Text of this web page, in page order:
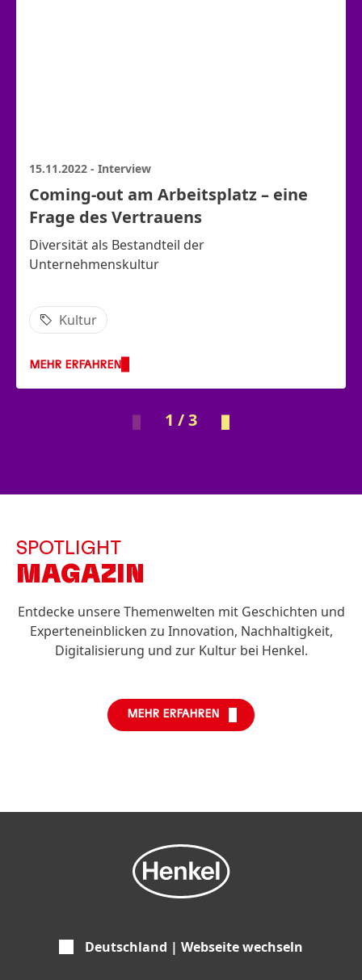
15.11.2022 - Interview
Coming-out am Arbeitsplatz – eine
Frage des Vertrauens
Diversität als Bestandteil der
Unternehmenskultur
Kultur
MEHR ERFAHREN
1 / 3
SPOTLIGHT
MAGAZIN
Entdecke unsere Themenwelten mit Geschichten und
Experteneinblicken zu Innovation, Nachhaltigkeit,
Digitalisierung und zur Kultur bei Henkel.
MEHR ERFAHREN
Deutschland | Webseite wechseln